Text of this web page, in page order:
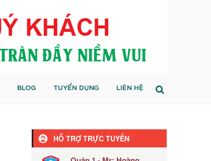
BLOG TUYỂN DỤNG LIÊN HỆ
HỖ TRỢ TRỰC TUYẾN